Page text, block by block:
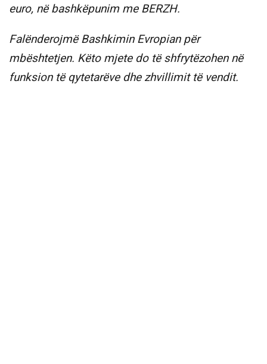
euro, në bashkëpunim me BERZH.
Falënderojmë Bashkimin Evropian për
mbështetjen. Këto mjete do të shfrytëzohen në
funksion të qytetarëve dhe zhvillimit të vendit.